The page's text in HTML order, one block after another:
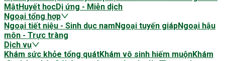
MậtHuyết họcDị ứng - Miễn dịch
Ngoại tổng hợp
Ngoại tiết niệu - Sinh dục namNgoại tuyến giápNgoại hậu
môn - Trực tràng
Dịch vụ
Khám sức khỏe tổng quátKhám vô sinh hiếm muộnKhám